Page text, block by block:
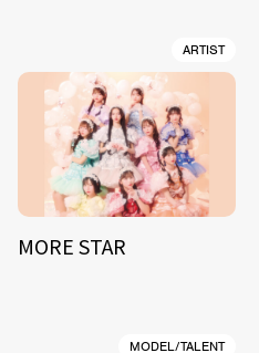
ARTIST
MORE STAR
MODEL/TALENT